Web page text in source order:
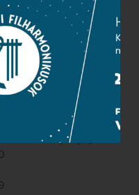
u. 1. (Müpa)